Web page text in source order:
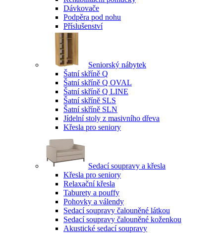
Dávkovače
Podpěra pod nohu
Příslušenství
Seniorský nábytek
Šatní skříně Q
Šatní skříně Q OVAL
Šatní skříně Q LINE
Šatní skříně SLS
Šatní skříně SLN
Jídelní stoly z masivního dřeva
Křesla pro seniory
Sedací soupravy a křesla
Křesla pro seniory
Relaxační křesla
Taburety a pouffy
Pohovky a válendy
Sedací soupravy čalouněné látkou
Sedací soupravy čalouněné koženkou
Akustické sedací soupravy